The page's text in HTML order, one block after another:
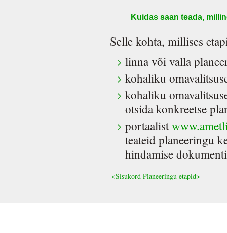
Kuidas saan teada,
Selle kohta, millises
linna või valla
kohaliku
kohaliku
otsida konkreetse
portaalist
teateid planeeringu
hindamise
<Sisukord Planeeringu etapid>